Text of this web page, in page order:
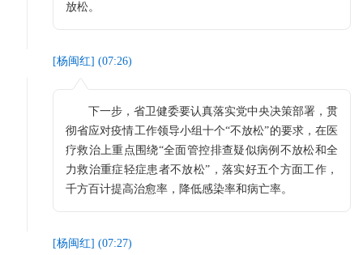
放松。
[杨闽红] (07:26)
下一步，省卫健委要认真落实党中央决策部署，贯
彻省应对疫情工作领导小组十个“不放松”的要求，在医
疗救治上重点围绕“全面管控排查疑似病例不放松和全
力救治重症轻症患者不放松”，落实好五个方面工作，
千方百计提高治愈率，降低感染率和病亡率。
[杨闽红] (07:27)